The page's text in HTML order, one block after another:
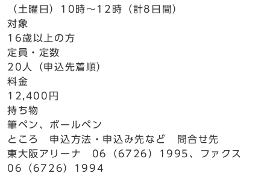
（土曜日）10時～12時（計8日間）
対象
16歳以上の方
定員・定数
20人（申込先着順）
料金
12,400円
持ち物
筆ペン、ボールペン
ところ 申込方法・申込み先など 問合せ先
東大阪アリーナ 06（6726）1995、ファクス
06（6726）1994